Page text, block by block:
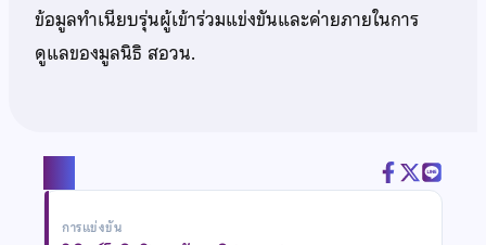
ข้อมูลทำเนียบรุ่นผู้เข้าร่วมแข่งขันและค่ายภายในการ
ดูแลของมูลนิธิ สอวน.
การแข่งขัน